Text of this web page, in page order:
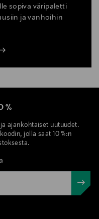
sopiva väripaletti
ja vanhoihin
%
ajankohtaiset uutuudet.
jolla saat 10 %:n